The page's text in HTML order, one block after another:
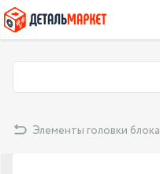
Элементы головки блока